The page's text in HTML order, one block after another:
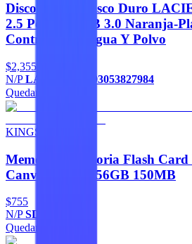
Discos Duros Disco Duro
2.5 Portatil USB 3.0 Naranja-
Contragolpes Agua Y Polvo
$2,355
N/PLAC301558,093053827984
Quedan 5
KINGSTON
Memorias Memoria Flash
Canvas Select 256GB 150MB
$755
N/PSDS3/256GB
Quedan 2